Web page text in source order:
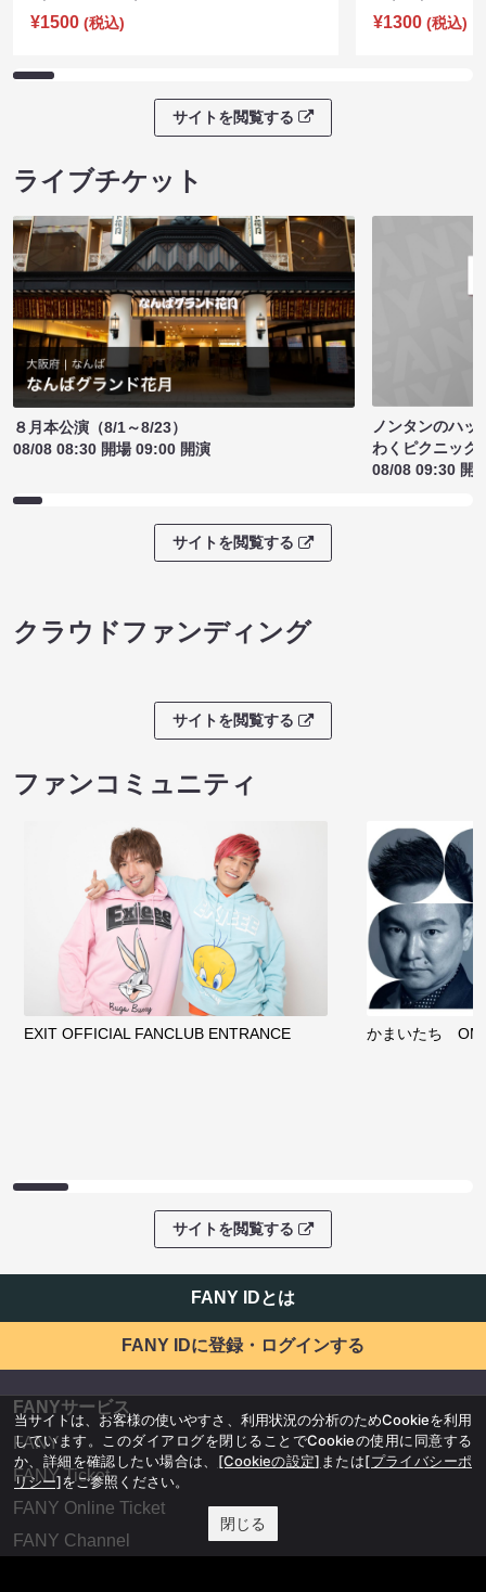
¥1500 (税込)
¥1300 (税込)
サイトを閲覧する
ライブチケット
８月本公演（8/1～8/23）
08/08 08:30 開場 09:00 開演
ノンタンのハッ
わくピクニック
08/08 09:30 開
サイトを閲覧する
クラウドファンディング
サイトを閲覧する
ファンコミュニティ
EXIT OFFICIAL FANCLUB ENTRANCE かまいたち
サイトを閲覧する
FANY IDとは
FANY IDに登録・ログインする
FANYサービス
FANY
FANY Ticket
FANY Online Ticket
FANY Channel
当サイトは、お客様の使いやすさ、利用状況の分析のためCookieを利用
しています。このダイアログを閉じることでCookieの使用に同意する
か、詳細を確認したい場合は、 [Cookieの設定] または[プライバシーポ
リシー]をご参照ください。
閉じる